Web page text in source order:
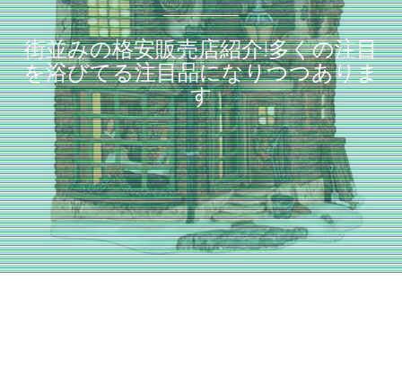
街並みの格安販売店紹介!多くの注目
を浴びてる注目品になりつつありま
す